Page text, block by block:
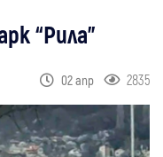
“Рила”
02 апр 2835